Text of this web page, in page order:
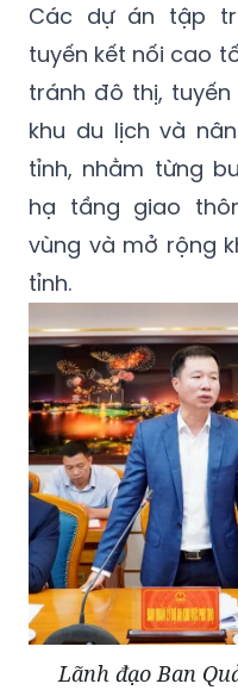
Các dự án tập
tuyến kết nối cao
tránh đô thị, tuyến
khu du lịch và
tỉnh, nhằm từng
hạ tầng giao
vùng và mở rộng
tỉnh.
Lãnh đạo Ban